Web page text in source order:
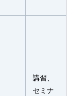
講習、
セミナ